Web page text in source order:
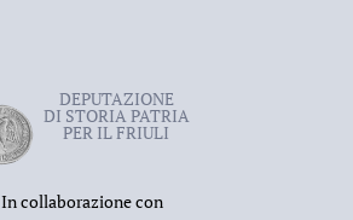
DEPUTAZIONE
DI STORIA PATRIA
PER IL FRIULI
In collaborazione con